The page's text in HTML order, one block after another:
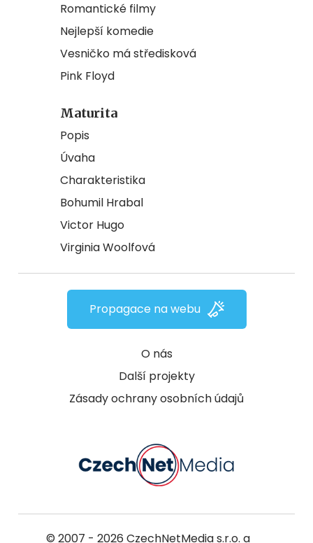
Romantické filmy
Nejlepší komedie
Vesničko má středisková
Pink Floyd
Maturita
Popis
Úvaha
Charakteristika
Bohumil Hrabal
Victor Hugo
Virginia Woolfová
O nás
Další projekty
Zásady ochrany osobních údajů
Propagace na webu
© 2007 - 2026 CzechNetMedia s.r.o. a